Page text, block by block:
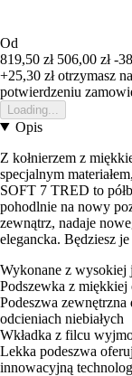
Od
819,50 zł 506,00 zł -
+25,30 złotrzymasz
potwierdzeniu
Loading...
Opis
Z kołnierzem z
specjalnym
SOFT 7 TRED to
pohodlnie na nowy
zewnątrz, nadaje
elegancka. Będziesz
Wykonane z wysokiej
Podszewka z miękkiej
Podeszwa
odcieniach niebiałych
Wkładka z filcu
Lekka podeszwa
innowacyjną